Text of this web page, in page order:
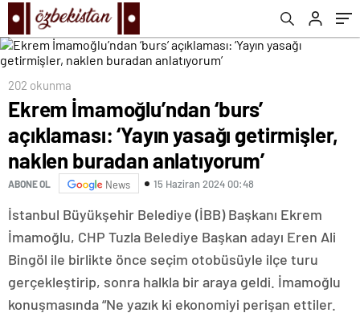
anlatıyorum’
202 okunma
Ekrem İmamoğlu’ndan ‘burs’
açıklaması: ‘Yayın yasağı getirmişler,
naklen buradan anlatıyorum’
ABONE OL News 15 Haziran 2024 00:48
İstanbul Büyükşehir Belediye (İBB) Başkanı Ekrem
İmamoğlu, CHP Tuzla Belediye Başkan adayı Eren Ali
Bingöl ile birlikte önce seçim otobüsüyle ilçe turu
gerçekleştirip, sonra halkla bir araya geldi. İmamoğlu
konuşmasında “Ne yazık ki ekonomiyi perişan ettiler.